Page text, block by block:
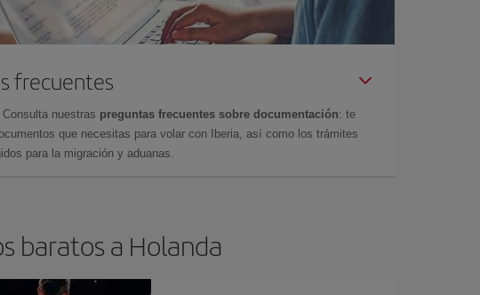
frecuentes
nuestras preguntas frecuentes sobre documentación: te
que necesitas para volar con Iberia, así como los trámites
para la migración y aduanas.
baratos a Holanda